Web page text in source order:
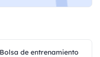
Bolsa de entrenamiento